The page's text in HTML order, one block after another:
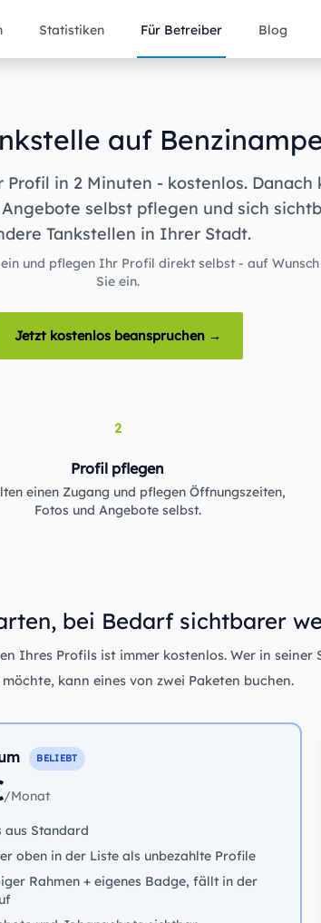
Statistiken Für Betreiber Blog
auf
in 2 Minuten - kostenlos. Danach
selbst pflegen und sich
Tankstellen in Ihrer Stadt.
und pflegen Ihr Profil direkt selbst - auf
Sie ein.
Jetzt kostenlos beanspruchen →
2
Profil pflegen
einen Zugang und pflegen Öffnungszeiten,
Fotos und Angebote selbst.
bei Bedarf sichtbarer
Ihres Profils ist immer kostenlos. Wer in seiner
kann eines von zwei Paketen buchen.
BELIEBT
/Monat
aus Standard
oben in der Liste als unbezahlte Profile
Rahmen + eigenes Badge, fällt in der